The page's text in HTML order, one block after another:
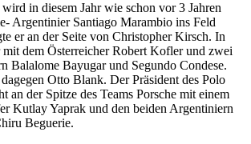
in diesem Jahr wie schon vor 3 Jahren
Argentinier Santiago Marambio ins Feld
er an der Seite von Christopher Kirsch. In
mit dem Österreicher Robert Kofler und zwei
Balalome Bayugar und Segundo Condese.
Otto Blank. Der Präsident des Polo
an der Spitze des Teams Porsche mit einem
Kutlay Yaprak und den beiden Argentiniern
Beguerie.